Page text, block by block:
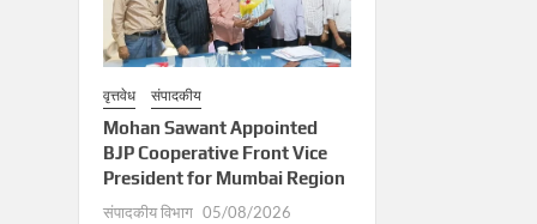
वृत्तवेध संपादकीय
Mohan Sawant Appointed
BJP Cooperative Front Vice
President for Mumbai Region
संपादकीय विभाग 05/08/2026